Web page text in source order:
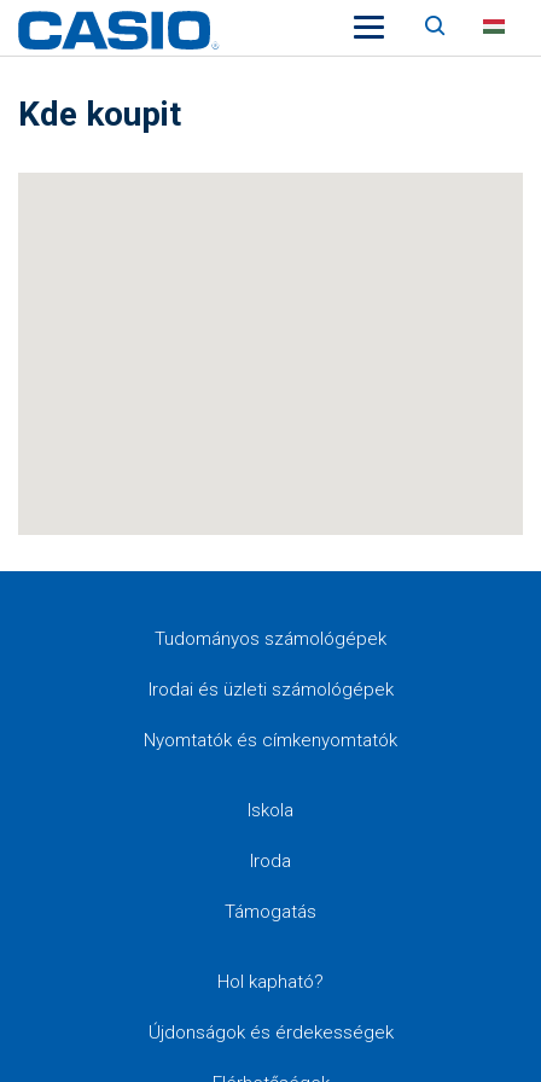
Keresés
Kde koupit
Tudományos számológépek
Irodai és üzleti számológépek
Nyomtatók és címkenyomtatók
Iskola
Iroda
Támogatás
Hol kapható?
Újdonságok és érdekességek